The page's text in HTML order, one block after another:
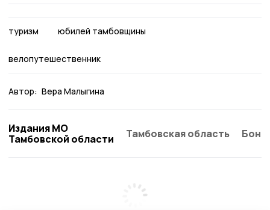
туризм юбилей тамбовщины
велопутешественник
Автор: Вера Малыгина
Издания МО
Тамбовской области
Тамбовская область